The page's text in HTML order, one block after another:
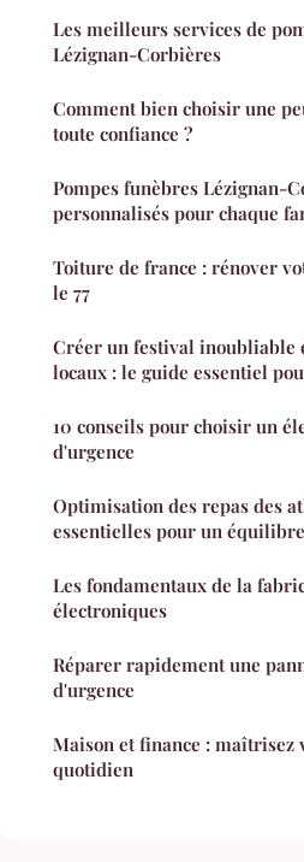
Les meilleurs services de
Lézignan-Corbières
Comment bien choisir une
toute confiance ?
Pompes funèbres Lézignan-
personnalisés pour chaque
Toiture de france : rénover
le 77
Créer un festival inoubliable
locaux : le guide essentiel
10 conseils pour choisir un
d'urgence
Optimisation des repas des
essentielles pour un
Les fondamentaux de la
électroniques
Réparer rapidement une
d'urgence
Maison et finance : maîtrisez
quotidien